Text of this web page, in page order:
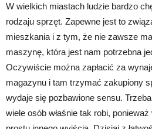
W wielkich miastach ludzie bardzo
rodzaju sprzęt. Zapewne jest to
mieszkania i z tym, że nie zawsze
maszynę, która jest nam potrzebna
Oczywiście można zapłacić za
magazynu i tam trzymać zakupiony
wydaje się pozbawione sensu.
wiele osób właśnie tak robi, ponieważ